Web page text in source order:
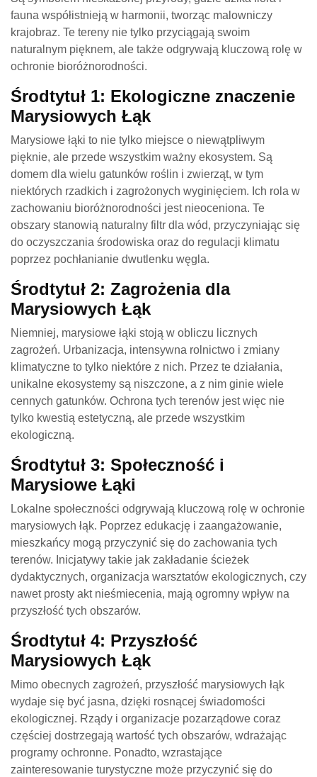
fauna współistnieją w harmonii, tworząc malowniczy
krajobraz. Te tereny nie tylko przyciągają swoim
naturalnym pięknem, ale także odgrywają kluczową rolę w
ochronie bioróżnorodności.
Środtytuł 1: Ekologiczne znaczenie
Marysiowych Łąk
Marysiowe łąki to nie tylko miejsce o niewątpliwym
pięknie, ale przede wszystkim ważny ekosystem. Są
domem dla wielu gatunków roślin i zwierząt, w tym
niektórych rzadkich i zagrożonych wyginięciem. Ich rola w
zachowaniu bioróżnorodności jest nieoceniona. Te
obszary stanowią naturalny filtr dla wód, przyczyniając się
do oczyszczania środowiska oraz do regulacji klimatu
poprzez pochłanianie dwutlenku węgla.
Środtytuł 2: Zagrożenia dla
Marysiowych Łąk
Niemniej, marysiowe łąki stoją w obliczu licznych
zagrożeń. Urbanizacja, intensywna rolnictwo i zmiany
klimatyczne to tylko niektóre z nich. Przez te działania,
unikalne ekosystemy są niszczone, a z nim ginie wiele
cennych gatunków. Ochrona tych terenów jest więc nie
tylko kwestią estetyczną, ale przede wszystkim
ekologiczną.
Środtytuł 3: Społeczność i
Marysiowe Łąki
Lokalne społeczności odgrywają kluczową rolę w ochronie
marysiowych łąk. Poprzez edukację i zaangażowanie,
mieszkańcy mogą przyczynić się do zachowania tych
terenów. Inicjatywy takie jak zakładanie ścieżek
dydaktycznych, organizacja warsztatów ekologicznych, czy
nawet prosty akt nieśmiecenia, mają ogromny wpływ na
przyszłość tych obszarów.
Środtytuł 4: Przyszłość
Marysiowych Łąk
Mimo obecnych zagrożeń, przyszłość marysiowych łąk
wydaje się być jasna, dzięki rosnącej świadomości
ekologicznej. Rządy i organizacje pozarządowe coraz
częściej dostrzegają wartość tych obszarów, wdrażając
programy ochronne. Ponadto, wzrastające
zainteresowanie turystyczne może przyczynić się do